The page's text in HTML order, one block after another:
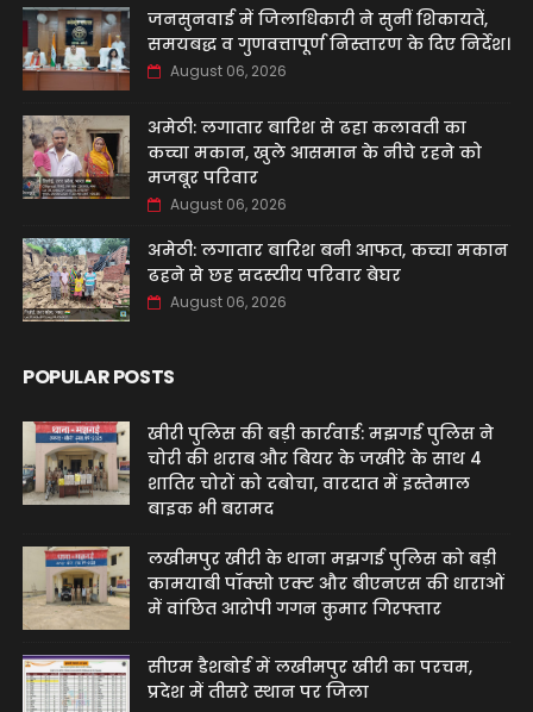
जनसुनवाई में जिलाधिकारी ने सुनीं शिकायतें,
समयबद्ध व गुणवत्तापूर्ण निस्तारण के दिए निर्देश।
August 06, 2026
अमेठी: लगातार बारिश से ढहा कलावती का
कच्चा मकान, खुले आसमान के नीचे रहने को
मजबूर परिवार
August 06, 2026
अमेठी: लगातार बारिश बनी आफत, कच्चा मकान
ढहने से छह सदस्यीय परिवार बेघर
August 06, 2026
POPULAR POSTS
खीरी पुलिस की बड़ी कार्रवाई: मझगई पुलिस ने
चोरी की शराब और बियर के जखीरे के साथ 4
शातिर चोरों को दबोचा, वारदात में इस्तेमाल
बाइक भी बरामद
लखीमपुर खीरी के थाना मझगई पुलिस को बड़ी
कामयाबी पॉक्सो एक्ट और बीएनएस की धाराओं
में वांछित आरोपी गगन कुमार गिरफ्तार
सीएम डैशबोर्ड में लखीमपुर खीरी का परचम,
प्रदेश में तीसरे स्थान पर जिला